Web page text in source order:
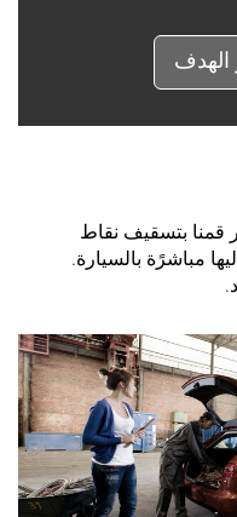
الهدف
قمنا بتسقيف نقاط
مباشرًة بالسيارة.